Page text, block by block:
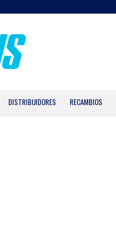
DISTRIBUIDORES RECAMBIOS